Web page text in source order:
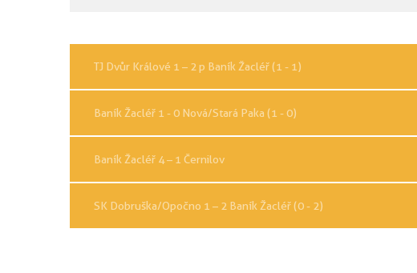
TJ Dvůr Králové 1 – 2 p Baník Žacléř (1 - 1)
Baník Žacléř 1 - 0 Nová/Stará Paka (1 - 0)
Baník Žacléř 4 – 1 Černilov
SK Dobruška/Opočno 1 – 2 Baník Žacléř (0 - 2)